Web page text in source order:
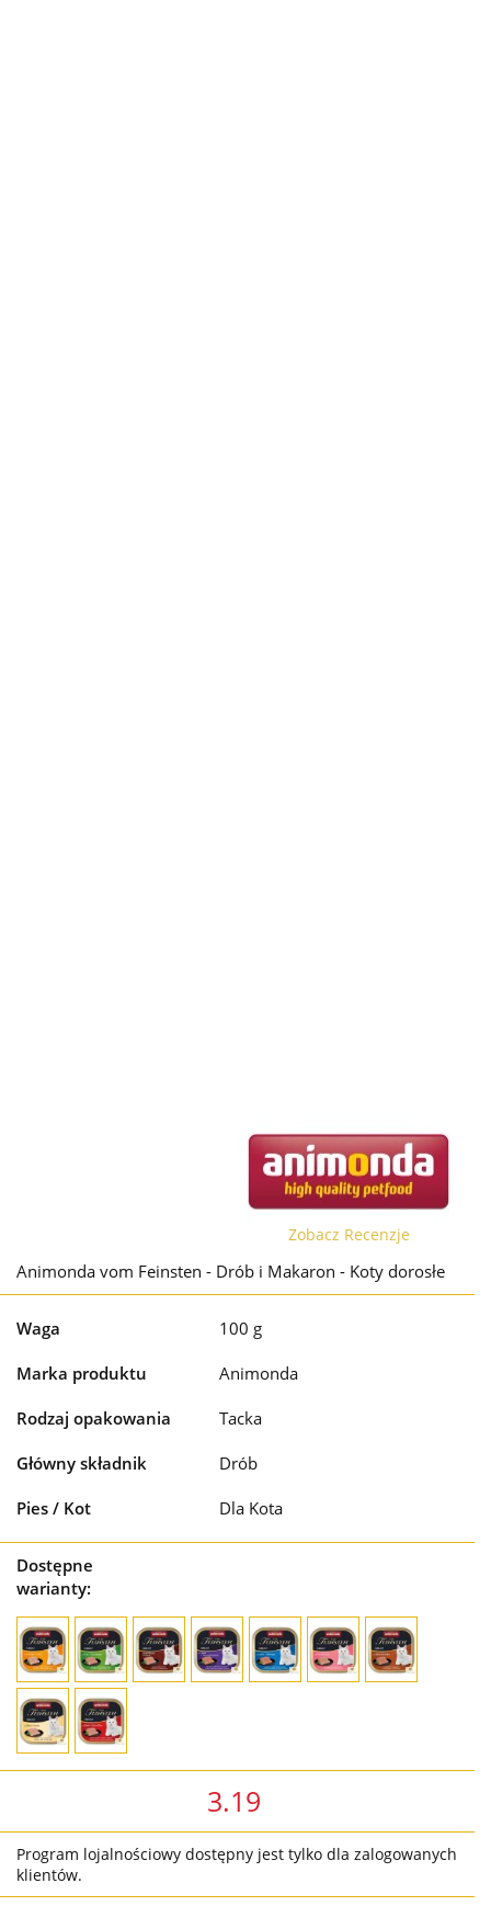
Zobacz Recenzje
Animonda vom Feinsten - Drób i Makaron - Koty dorosłe
Waga 100 g
Marka produktu Animonda
Rodzaj opakowania Tacka
Główny składnik Drób
Pies / Kot Dla Kota
Dostępne
warianty:
3.19
Program lojalnościowy dostępny jest tylko dla zalogowanych
klientów.